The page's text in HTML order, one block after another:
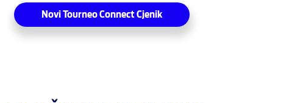
Novi Tourneo Connect Cjenik